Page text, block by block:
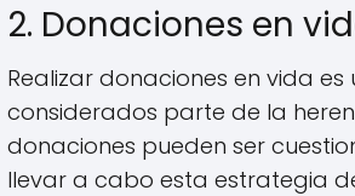
2. Donaciones en
Realizar donaciones en vida
considerados parte de la
donaciones pueden ser
llevar a cabo esta estrategia